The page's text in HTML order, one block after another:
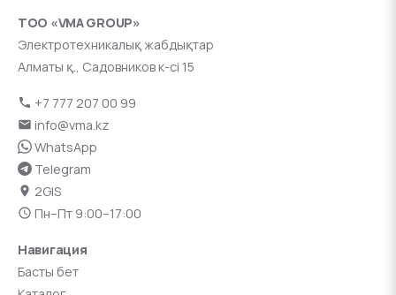
ТОО «VMA GROUP»
Электротехникалық жабдықтар
Алматы қ., Садовников к-сі 15
+7 777 207 00 99
info@vma.kz
WhatsApp
Telegram
2GIS
Пн–Пт 9:00–17:00
Навигация
Басты бет